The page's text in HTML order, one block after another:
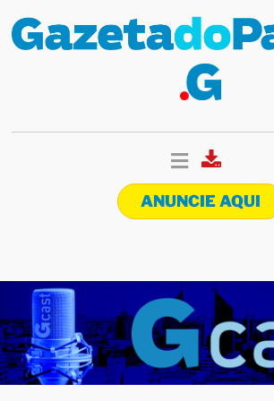
ANUNCIE AQUI